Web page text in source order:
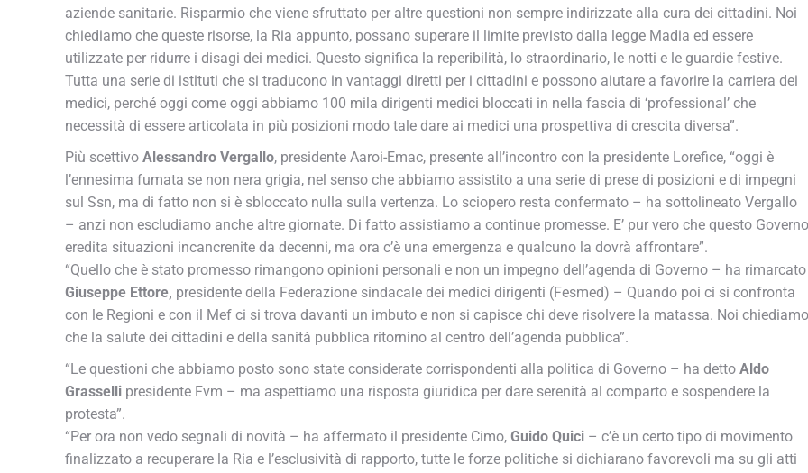
aziende sanitarie. Risparmio che viene sfruttato per altre questioni non sempre indirizzate alla cura dei cittadini. Noi
chiediamo che queste risorse, la Ria appunto, possano superare il limite previsto dalla legge Madia ed essere
utilizzate per ridurre i disagi dei medici. Questo significa la reperibilità, lo straordinario, le notti e le guardie festive.
Tutta una serie di istituti che si traducono in vantaggi diretti per i cittadini e possono aiutare a favorire la carriera dei
medici, perché oggi come oggi abbiamo 100 mila dirigenti medici bloccati in nella fascia di ‘professional’ che
necessità di essere articolata in più posizioni modo tale dare ai medici una prospettiva di crescita diversa”.
Più scettivo Alessandro Vergallo, presidente Aaroi-Emac, presente all’incontro con la presidente Lorefice, “oggi è
l’ennesima fumata se non nera grigia, nel senso che abbiamo assistito a una serie di prese di posizioni e di impegni
sul Ssn, ma di fatto non si è sbloccato nulla sulla vertenza. Lo sciopero resta confermato – ha sottolineato Vergallo
– anzi non escludiamo anche altre giornate. Di fatto assistiamo a continue promesse. E’ pur vero che questo Governo
eredita situazioni incancrenite da decenni, ma ora c’è una emergenza e qualcuno la dovrà affrontare”.
“Quello che è stato promesso rimangono opinioni personali e non un impegno dell’agenda di Governo – ha rimarcato
Giuseppe Ettore, presidente della Federazione sindacale dei medici dirigenti (Fesmed) – Quando poi ci si confronta
con le Regioni e con il Mef ci si trova davanti un imbuto e non si capisce chi deve risolvere la matassa. Noi chiediamo
che la salute dei cittadini e della sanità pubblica ritornino al centro dell’agenda pubblica”.
“Le questioni che abbiamo posto sono state considerate corrispondenti alla politica di Governo – ha detto Aldo
Grasselli presidente Fvm – ma aspettiamo una risposta giuridica per dare serenità al comparto e sospendere la
protesta”.
“Per ora non vedo segnali di novità – ha affermato il presidente Cimo, Guido Quici – c’è un certo tipo di movimento
finalizzato a recuperare la Ria e l’esclusività di rapporto, tutte le forze politiche si dichiarano favorevoli ma su gli atti